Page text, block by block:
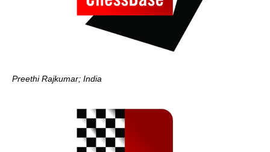
Preethi Rajkumar; India